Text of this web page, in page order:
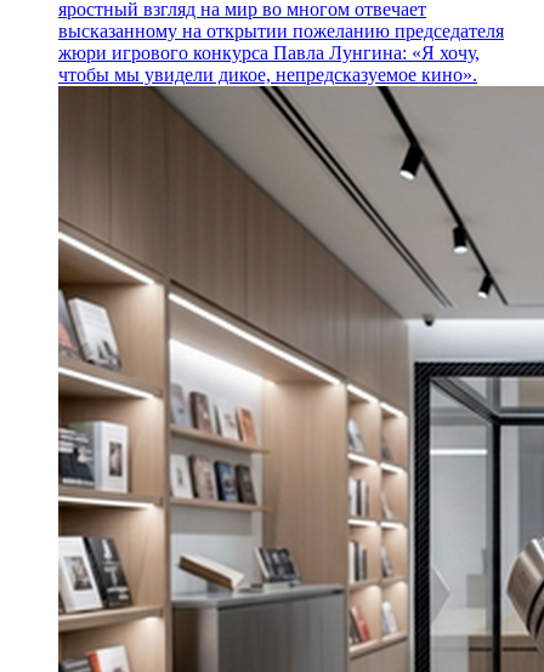
яростный взгляд на мир во многом отвечает
высказанному на открытии пожеланию председателя
жюри игрового конкурса Павла Лунгина: «Я хочу,
чтобы мы увидели дикое, непредсказуемое кино».